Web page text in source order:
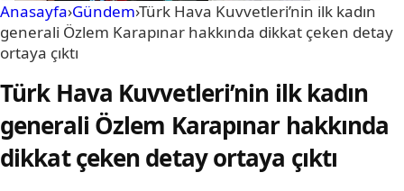
Anasayfa›Gündem›Türk Hava Kuvvetleri’nin ilk kadın
generali Özlem Karapınar hakkında dikkat çeken detay
ortaya çıktı
Türk Hava Kuvvetleri’nin ilk kadın
generali Özlem Karapınar hakkında
dikkat çeken detay ortaya çıktı